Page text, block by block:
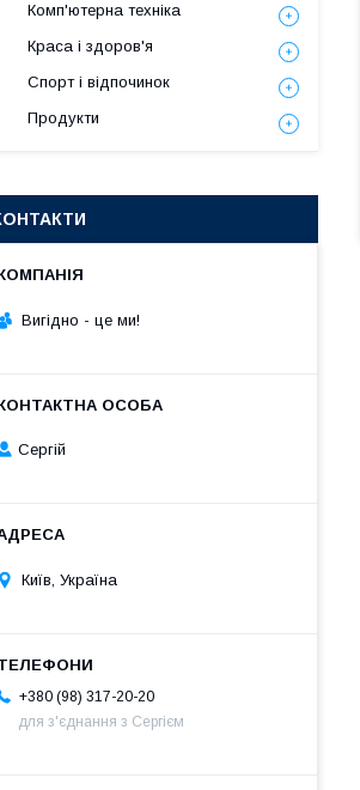
Комп'ютерна техніка
Краса і здоров'я
Спорт і відпочинок
Продукти
Вигiдно - це ми!
Сергій
Київ, Україна
+380 (98) 317-20-20
для з'єднання з Сергієм